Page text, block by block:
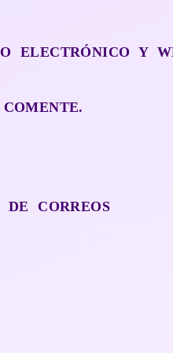
ELECTRÓNICO Y
CORREOS